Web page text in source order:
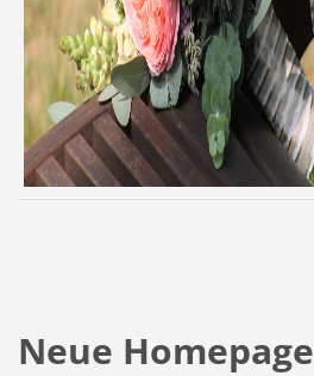
Neue Homepage